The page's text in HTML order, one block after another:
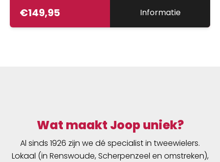
zitgedeelte is geoptimaliseerd in uitgebreide
testen. In detail afgestemd op de behoeften
€149,95 Informatie
Wat maakt Joop uniek?
Al sinds 1926 zijn we dé specialist in tweewielers.
Lokaal (in Renswoude, Scherpenzeel en omstreken),